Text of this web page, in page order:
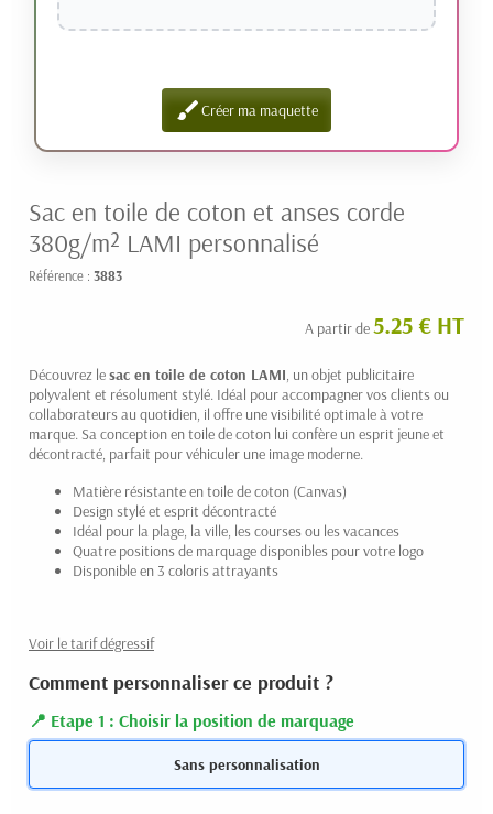
brushCréer ma maquette
Sac en toile de coton et anses corde
380g/m² LAMI personnalisé
Référence : 3883
A partir de5.25 € HT
Découvrez lesac en toile de coton LAMI , un objet publicitaire
polyvalent et résolument stylé. Idéal pour accompagner vos clients ou
collaborateurs au quotidien, il offre une visibilité optimale à votre
marque. Sa conception en toile de coton lui confère un esprit jeune et
décontracté, parfait pour véhiculer une image moderne.
Matière résistante en toile de coton (Canvas)
Design stylé et esprit décontracté
Idéal pour la plage, la ville, les courses ou les vacances
Quatre positions de marquage disponibles pour votre logo
Disponible en 3 coloris attrayants
Voir le tarif dégressif
Comment personnaliser ce produit ?
Etape 1 : Choisir la position de marquage
Sans personnalisation